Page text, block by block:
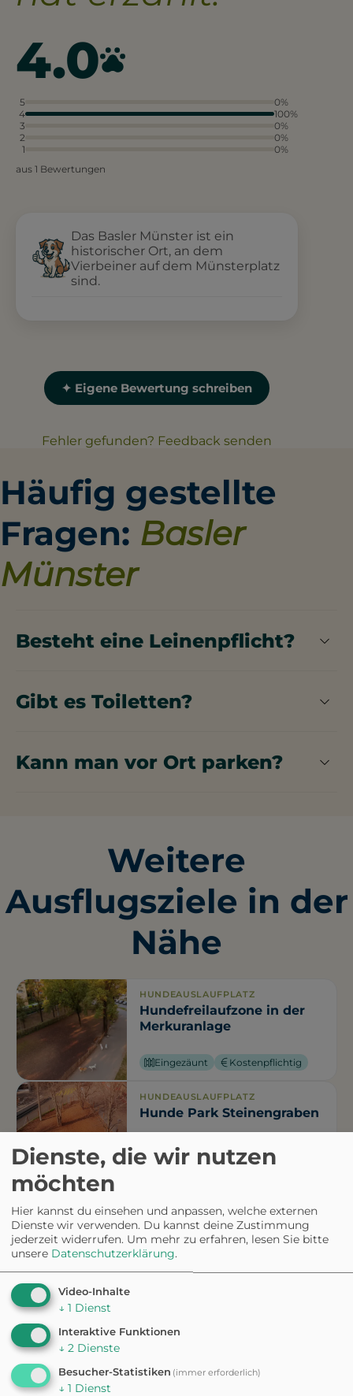
4.0
5
0%
4
100%
3
0%
2
0%
1
0%
aus 1 Bewertungen
Das Basler Münster ist ein
historischer Ort, an dem
Vierbeiner auf dem Münsterplatz
sind.
✦ Eigene Bewertung schreiben
Fehler gefunden? Feedback senden
Häufig gestellte
Fragen: Basler
Münster
Besteht eine Leinenpflicht?
Gibt es Toiletten?
Kann man vor Ort parken?
Weitere
Ausflugsziele in der
Nähe
HUNDEAUSLAUFPLATZ
Hundefreilaufzone in der
Merkuranlage
Eingezäunt Kostenpflichtig
HUNDEAUSLAUFPLATZ
Hunde Park Steinengraben
Eingezäunt
Kiesstrand
Hunde Park
Dienste, die wir nutzen
möchten
Hier kannst du einsehen und anpassen, welche externen
Dienste wir verwenden. Du kannst deine Zustimmung
jederzeit widerrufen. Um mehr zu erfahren, lesen Sie bitte
unsere Datenschutzerklärung.
Video-Inhalte
↓ 1 Dienst
Interaktive Funktionen
↓ 2 Dienste
Besucher-Statistiken (immer erforderlich)
↓ 1 Dienst